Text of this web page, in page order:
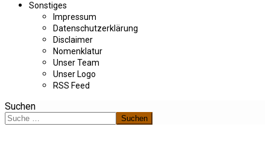
Sonstiges
Impressum
Datenschutzerklärung
Disclaimer
Nomenklatur
Unser Team
Unser Logo
RSS Feed
Suchen
Suchen